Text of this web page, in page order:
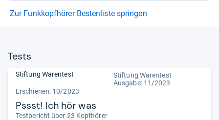
Zur Funkkopfhörer Bestenliste springen
Tests
Stiftung Warentest
Stiftung Warentest
Ausgabe: 11/2023
Erschienen: 10/2023
Pssst! Ich hör was
Testbericht über 23 Kopfhörer